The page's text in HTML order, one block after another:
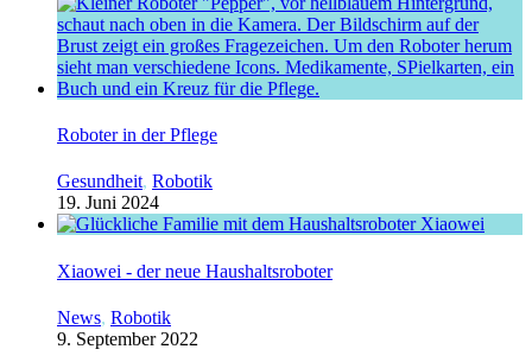
Roboter in der Pflege
Gesundheit, Robotik
19. Juni 2024
Xiaowei - der neue Haushaltsroboter
News, Robotik
9. September 2022